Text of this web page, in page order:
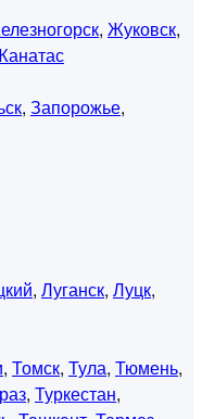
, Жуковск,
, Запорожье,
, Луганск, Луцк,
, Томск, Тула, Тюмень,
, Туркестан,